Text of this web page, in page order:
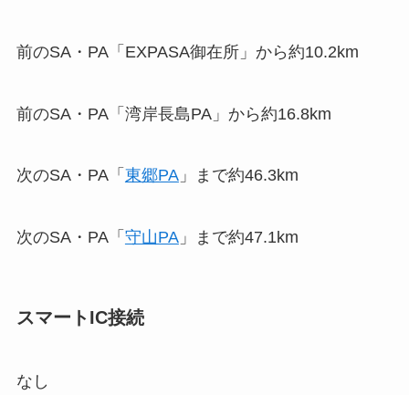
前のSA・PA「EXPASA御在所」から約10.2km
前のSA・PA「湾岸長島PA」から約16.8km
次のSA・PA「 東郷PA」まで約46.3km
次のSA・PA「 守山PA」まで約47.1km
スマートIC接続
なし